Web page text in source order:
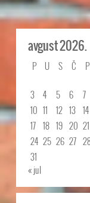
avgust 2026.
P U S Č P
3
4 5 6 7
10 11 12 13 14
17 18 19 20 21
24 25 26 27
31
« jul